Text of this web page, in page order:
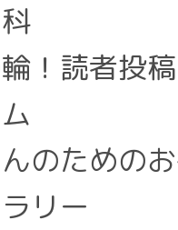
！読者投
のための
リー